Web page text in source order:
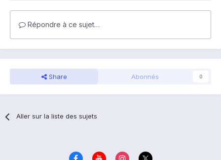
Répondre à ce sujet…
Share Abonnés 0
Aller sur la liste des sujets